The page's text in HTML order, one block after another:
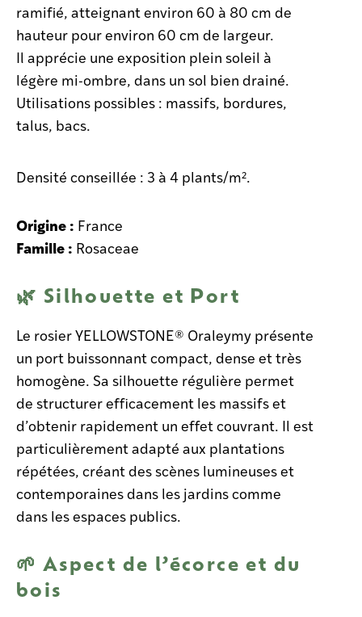
ramifié, atteignant environ 60 à 80 cm de
hauteur pour environ 60 cm de largeur.
Il apprécie une exposition plein soleil à
légère mi-ombre, dans un sol bien drainé.
Utilisations possibles : massifs, bordures,
talus, bacs.
Densité conseillée : 3 à 4 plants/m².
Origine : France
Famille : Rosaceae
🌿 Silhouette et Port
Le rosier YELLOWSTONE® Oraleymy présente
un port buissonnant compact, dense et très
homogène. Sa silhouette régulière permet
de structurer efficacement les massifs et
d’obtenir rapidement un effet couvrant. Il est
particulièrement adapté aux plantations
répétées, créant des scènes lumineuses et
contemporaines dans les jardins comme
dans les espaces publics.
🌱 Aspect de l’écorce et du
bois